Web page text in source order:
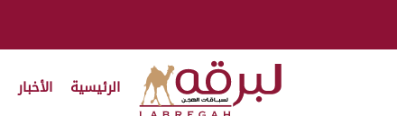
الرئيسية الأخبار